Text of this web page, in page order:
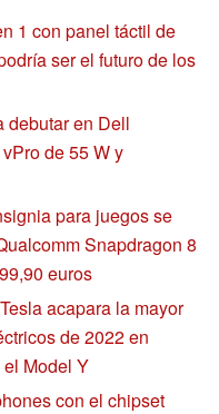
1 con panel táctil de
ser el futuro de los
debutar en Dell
de 55 W y
para juegos se
Snapdragon 8
euros
acapara la mayor
de 2022 en
Model Y
con el chipset